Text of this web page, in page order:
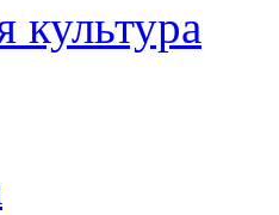
культура